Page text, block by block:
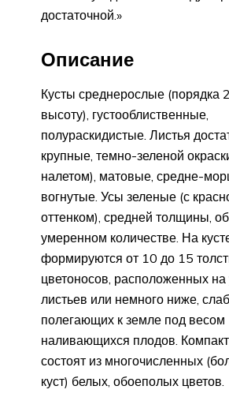
достаточной.»
Описание
Кусты среднерослые (порядка
высоту), густооблиственные,
полураскидистые. Листья
крупные, темно-зеленой
налетом), матовые, средне-
вогнутые. Усы зеленые (с
оттенком), средней толщины,
умеренном количестве. На
формируются от 10 до 15
цветоносов, расположенных
листьев или немного ниже,
полегающих к земле под весом
наливающихся плодов.
состоят из многочисленных
куст) белых, обоеполых цветов.